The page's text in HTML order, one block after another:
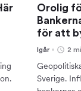
Orolig
för att
Igår 2
Sverige.